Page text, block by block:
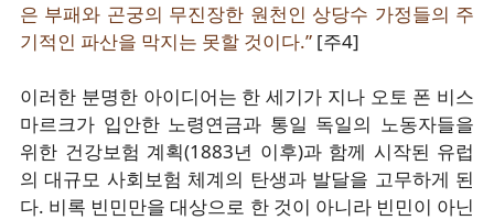
은 부패와 곤궁의 무진장한 원천인 상당수 가정들의 주
기적인 파산을 막지는 못할 것이다.” [주4]
이러한 분명한 아이디어는 한 세기가 지나 오토 폰 비스
마르크가 입안한 노령연금과 통일 독일의 노동자들을
위한 건강보험 계획(1883년 이후)과 함께 시작된 유럽
의 대규모 사회보험 체계의 탄생과 발달을 고무하게 된
다. 비록 빈민만을 대상으로 한 것이 아니라 빈민이 아닌